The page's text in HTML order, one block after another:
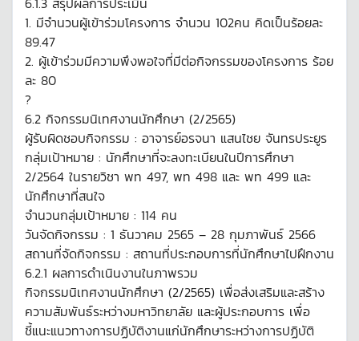
1. มีจำนวนผู้เข้าร่วมโครงการ จำนวน 102คน คิดเป็นร้อยละ
89.47
2. ผู้เข้าร่วมมีความพึงพอใจที่มีต่อกิจกรรมของโครงการ ร้อย
ละ 80
?
6.2 กิจกรรมนิเทศงานนักศึกษา (2/2565)
ผู้รับผิดชอบกิจกรรม : อาจารย์อรจนา แสนไชย จันทรประยูร
กลุ่มเป้าหมาย : นักศึกษาที่จะลงทะเบียนในปีการศึกษา
2/2564 ในรายวิชา พท 497, พท 498 และ พท 499 และ
นักศึกษาที่สนใจ
จำนวนกลุ่มเป้าหมาย : 114 คน
วันจัดกิจกรรม : 1 ธันวาคม 2565 – 28 กุมภาพันธ์ 2566
สถานที่จัดกิจกรรม : สถานที่ประกอบการที่นักศึกษาไปฝึกงาน
6.2.1 ผลการดำเนินงานในภาพรวม
กิจกรรมนิเทศงานนักศึกษา (2/2565) เพื่อส่งเสริมและสร้าง
ความสัมพันธ์ระหว่างมหาวิทยาลัย และผู้ประกอบการ เพื่อ
ชี้แนะแนวทางการปฏิบัติงานแก่นักศึกษาระหว่างการปฏิบัติ